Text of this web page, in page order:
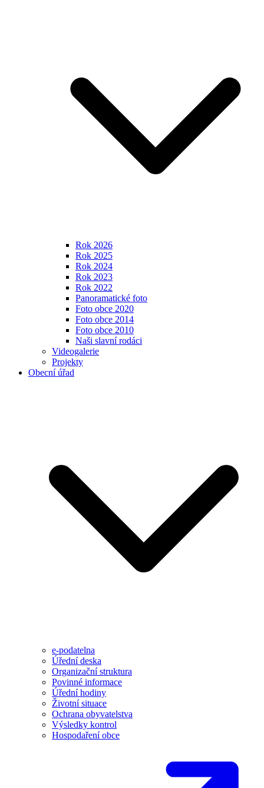
Rok 2026
Rok 2025
Rok 2024
Rok 2023
Rok 2022
Panoramatické foto
Foto obce 2020
Foto obce 2014
Foto obce 2010
Naši slavní rodáci
Videogalerie
Projekty
Obecní úřad
e-podatelna
Úřední deska
Organizační struktura
Povinné informace
Úřední hodiny
Životní situace
Ochrana obyvatelstva
Výsledky kontrol
Hospodaření obce